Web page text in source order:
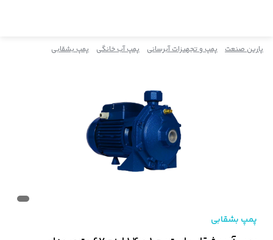
پارین صنعت پمپ و تجهیزات آبرسانی پمپ آب خانگی پمپ بشقابی
پمپ بشقابی